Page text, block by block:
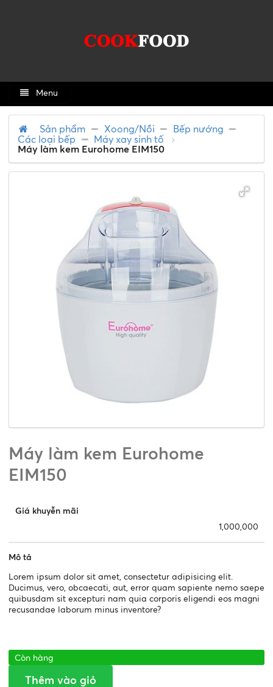
Menu
Sản phẩm Xoong/Nồi
Bếp nướng
Các loại bếp
Máy xay sinh tố
Máy làm kem Eurohome EIM150
Máy làm kem Eurohome
EIM150
Giá khuyễn mãi
1,000,000
Mô tả
Lorem ipsum dolor sit amet, consectetur adipisicing elit.
Ducimus, vero, obcaecati, aut, error quam sapiente nemo saepe
quibusdam sit excepturi nam quia corporis eligendi eos magni
recusandae laborum minus inventore?
Còn hàng
Thêm vào giỏ